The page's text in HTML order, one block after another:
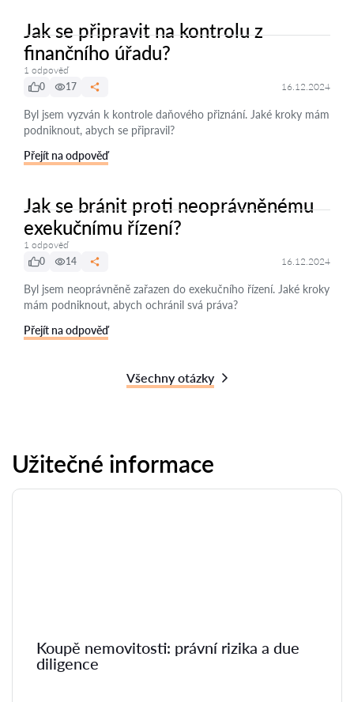
Jak se připravit na kontrolu z
finančního úřadu?
1 odpověď
0
17 16.12.2024
Byl jsem vyzván k kontrole daňového přiznání. Jaké kroky mám
podniknout, abych se připravil?
Přejít na odpověď
Jak se bránit proti neoprávněnému
exekučnímu řízení?
1 odpověď
0
14 16.12.2024
Byl jsem neoprávněně zařazen do exekučního řízení. Jaké kroky
mám podniknout, abych ochránil svá práva?
Přejít na odpověď
Všechny otázky
Užitečné informace
Koupě nemovitosti: právní rizika a due
diligence